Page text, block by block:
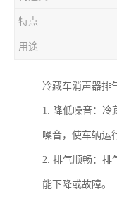
特点
用途
冷藏车消声器排
1. 降低噪音：冷
噪音，使车辆运
2. 排气顺畅：排
能下降或故障。